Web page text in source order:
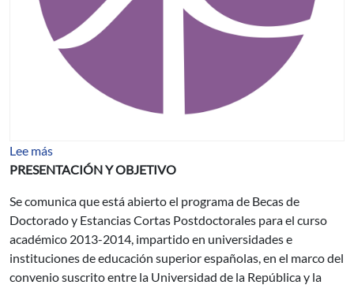
Lee más
PRESENTACIÓN Y OBJETIVO
Se comunica que está abierto el programa de Becas de
Doctorado y Estancias Cortas Postdoctorales para el curso
académico 2013-2014, impartido en universidades e
instituciones de educación superior españolas, en el marco del
convenio suscrito entre la Universidad de la República y la